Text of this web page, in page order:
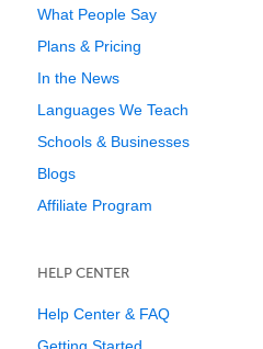
What People Say
Plans & Pricing
In the News
Languages We Teach
Schools & Businesses
Blogs
Affiliate Program
HELP CENTER
Help Center & FAQ